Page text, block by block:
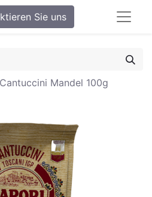
Sie uns
Mandel 100g